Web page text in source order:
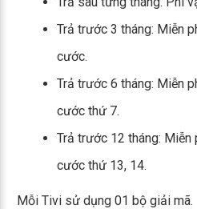
Trả trước 3 tháng: Miễn
cước.
Trả trước 6 tháng: Miễn
cước thứ 7.
Trả trước 12 tháng:
cước thứ 13, 14.
Mỗi Tivi sử dụng 01 bộ giải mã.